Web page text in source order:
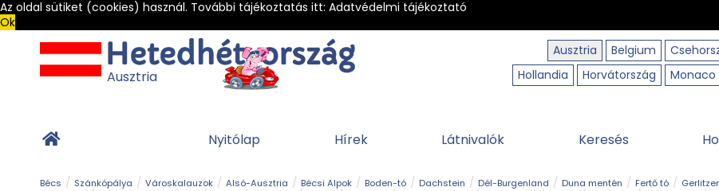
Az oldal sütiket (cookies) használ. További tájékoztatás itt: Adatvédelmi tájékoztató
Ok
Ausztria
Belgium
Hollandia
Horvátország Monaco
Ausztria
Nyitólap Hírek Látnivalók Keresés
Bécs Szánkópálya Városkalauzok Alsó-Ausztria Bécsi Alpok Boden-tó Dachstein Dél-Burgenland Duna mentén Fertő tó